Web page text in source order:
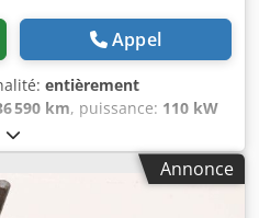
Appel
entièrement
590 km, puissance: 110 kW
5 050 kg, poids total:7 490
4x2 , empattement:4 220 mm,
moteur
Annonce